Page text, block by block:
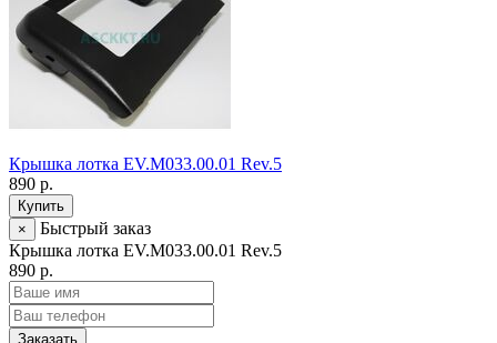
Крышка лотка EV.M033.00.01 Rev.5
890 р.
Купить
×
Быстрый заказ
Крышка лотка EV.M033.00.01 Rev.5
890 р.
Заказать